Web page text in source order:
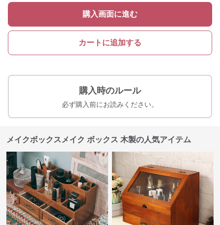
購入画面に進む
カートに追加する
購入時のルール
必ず購入前にお読みください。
メイクボックスメイク ボックス 木製の人気アイテム